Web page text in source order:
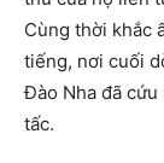
Cùng thời khắc
tiếng, nơi cuối
Đào Nha đã
tấc.